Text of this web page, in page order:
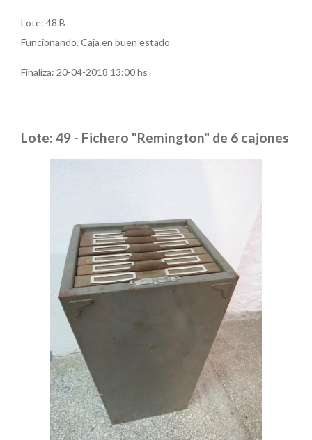
Lote: 48.B
Funcionando. Caja en buen estado
Finaliza: 20-04-2018 13:00 hs
Lote: 49 - Fichero "Remington" de 6 cajones